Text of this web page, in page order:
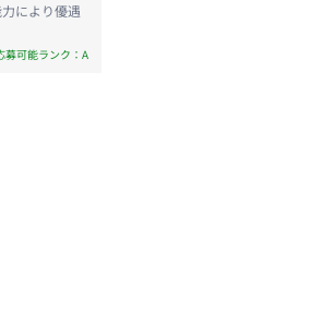
により優遇
募可能ランク：A